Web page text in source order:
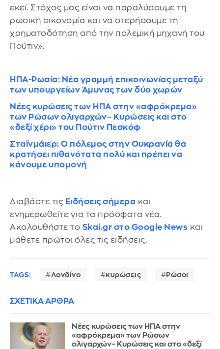
εκεί. Στόχος μας είναι να παραλύσουμε τη
ρωσική οικονομία και να στερήσουμε τη
χρηματοδότηση από την πολεμική μηχανή του
Πούτιν».
ΗΠΑ-Ρωσία: Νέα γραμμή επικοινωνίας μεταξύ
των υπουργείων Άμυνας των δύο χωρών
Νέες κυρώσεις των ΗΠΑ στην «αφρόκρεμα»
των Ρώσων ολιγαρχών– Κυρώσεις και στο
«δεξί χέρι» του Πούτιν Πεσκόφ
Σταϊνμάιερ: Ο πόλεμος στην Ουκρανία θα
κρατήσει πιθανότατα πολύ και πρέπει να
κάνουμε υπομονή
Διαβάστε τις Ειδήσεις σήμερα και
ενημερωθείτε για τα πρόσφατα νέα.
Ακολουθήστε το Skai.gr στο Google News και
μάθετε πρώτοι όλες τις ειδήσεις.
TAGS: Λονδίνο κυρώσεις Ρώσοι
ΣΧΕΤΙΚΑ ΑΡΘΡΑ
Νέες κυρώσεις των ΗΠΑ στην
«αφρόκρεμα» των Ρώσων
ολιγαρχών– Κυρώσεις και στο «δεξί